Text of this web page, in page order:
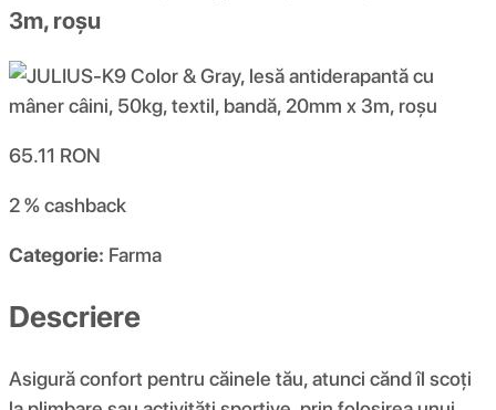
3m, roșu
65.11 RON
2 %cashback
Categorie: Farma
Descriere
Asigură confort pentru căinele tău, atunci cănd îl scoți